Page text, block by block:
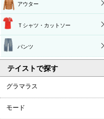
アウター
Ｔシャツ・カットソー
パンツ
テイストで探す
グラマラス
モード